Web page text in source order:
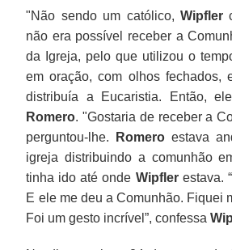
"Não sendo um católico, Wipfler
não era possível receber a
da Igreja, pelo que utilizou o
em oração, com olhos fechados,
distribuía a Eucaristia. Então,
Romero. "Gostaria de receber a
perguntou-lhe.
Romero estava
igreja distribuindo a comunhão
tinha ido até onde Wipflerestava.
E ele me deu a Comunhão. Fiquei
Foi um gesto incrível”, confessa